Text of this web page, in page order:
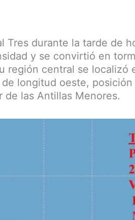
Tres durante la tarde de
y se convirtió en
región central se localizó
longitud oeste,
de las Antillas Menores.